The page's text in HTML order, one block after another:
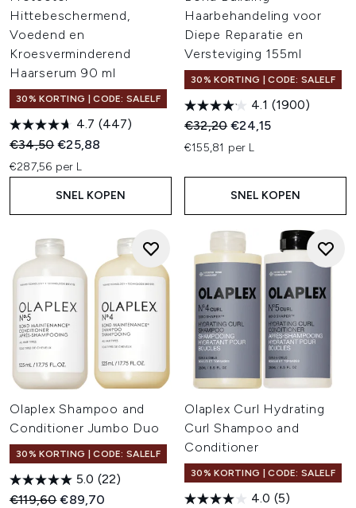
Hittebeschermend,
Voedend en
Kroesverminderend
Haarserum 90 ml
30% KORTING | CODE: SALELF
4.7 (447)
Recommended Retail Price:
€34,50Huidige prijs:
€25,88
€287,56 per L
SNEL KOPEN
Haarbehandeling voor
Diepe Reparatie en
Versteviging 155ml
30% KORTING | CODE: SALELF
4.1 (1900)
Recommended Retail Price:
€32,20Huidige prijs:
€24,15
€155,81 per L
SNEL KOPEN
Olaplex Shampoo and
Conditioner Jumbo Duo
30% KORTING | CODE: SALELF
5.0 (22)
Recommended Retail Price:
€119,60Huidige prijs:
€89,70
Olaplex Curl Hydrating
Curl Shampoo and
Conditioner
30% KORTING | CODE: SALELF
4.0 (5)